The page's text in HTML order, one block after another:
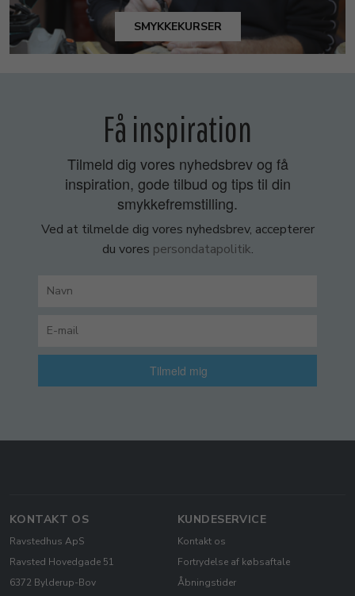
SMYKKEKURSER
Få inspiration
Tilmeld dig vores nyhedsbrev og få
inspiration, gode tilbud og tips til din
smykkefremstilling.
Ved at tilmelde dig vores nyhedsbrev, accepterer
du vores persondatapolitik.
Tilmeld mig
KONTAKT OS
Ravstedhus ApS
Ravsted Hovedgade 51
6372 Bylderup-Bov
KUNDESERVICE
Kontakt os
Fortrydelse af købsaftale
Åbningstider